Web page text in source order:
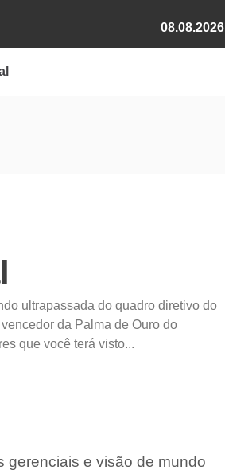
08.08.2026
ultrapassada do quadro diretivo do
da Palma de Ouro do
que você terá visto...
gerenciais e visão de mundo